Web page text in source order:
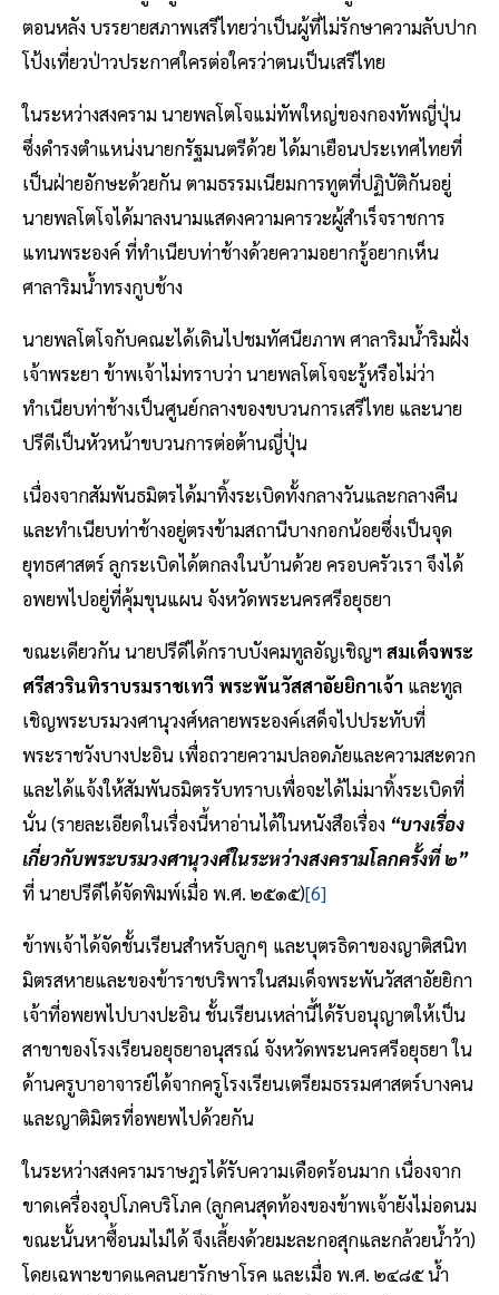
ตอนหลัง บรรยายสภาพเสรีไทยว่าเป็นผู้ที่ไม่รักษาความลับปาก
โป้งเที่ยวป่าวประกาศใครต่อใครว่าตนเป็นเสรีไทย
ในระหว่างสงคราม นายพลโตโจแม่ทัพใหญ่ของกองทัพญี่ปุ่น
ซึ่งดำรงตำแหน่งนายกรัฐมนตรีด้วย ได้มาเยือนประเทศไทยที่
เป็นฝ่ายอักษะด้วยกัน ตามธรรมเนียมการทูตที่ปฏิบัติกันอยู่
นายพลโตโจได้มาลงนามแสดงความคารวะผู้สำเร็จราชการ
แทนพระองค์ ที่ทำเนียบท่าช้างด้วยความอยากรู้อยากเห็น
ศาลาริมน้ำทรงกูบช้าง
นายพลโตโจกับคณะได้เดินไปชมทัศนียภาพ ศาลาริมน้ำริมฝั่ง
เจ้าพระยา ข้าพเจ้าไม่ทราบว่า นายพลโตโจจะรู้หรือไม่ว่า
ทำเนียบท่าช้างเป็นศูนย์กลางของขบวนการเสรีไทย และนาย
ปรีดีเป็นหัวหน้าขบวนการต่อต้านญี่ปุ่น
เนื่องจากสัมพันธมิตรได้มาทิ้งระเบิดทั้งกลางวันและกลางคืน
และทำเนียบท่าช้างอยู่ตรงข้ามสถานีบางกอกน้อยซึ่งเป็นจุด
ยุทธศาสตร์ ลูกระเบิดได้ตกลงในบ้านด้วย ครอบครัวเรา จึงได้
อพยพไปอยู่ที่คุ้มขุนแผน จังหวัดพระนครศรีอยุธยา
ขณะเดียวกัน นายปรีดีได้กราบบังคมทูลอัญเชิญฯสมเด็จพระ
ศรีสวรินทิราบรมราชเทวี พระพันวัสสาอัยยิกาเจ้า และทูล
เชิญพระบรมวงศานุวงศ์หลายพระองค์เสด็จไปประทับที่
พระราชวังบางปะอิน เพื่อถวายความปลอดภัยและความสะดวก
และได้แจ้งให้สัมพันธมิตรรับทราบเพื่อจะได้ไม่มาทิ้งระเบิดที่
นั่น (รายละเอียดในเรื่องนี้หาอ่านได้ในหนังสือเรื่อง “บางเรื่อง
เกี่ยวกับพระบรมวงศานุวงศ์ในระหว่างสงครามโลกครั้งที่ ๒”
ที่ นายปรีดีได้จัดพิมพ์เมื่อ พ.ศ. ๒๕๑๕)[6]
ข้าพเจ้าได้จัดชั้นเรียนสำหรับลูกๆ และบุตรธิดาของญาติสนิท
มิตรสหายและของข้าราชบริพารในสมเด็จพระพันวัสสาอัยยิกา
เจ้าที่อพยพไปบางปะอิน ชั้นเรียนเหล่านี้ได้รับอนุญาตให้เป็น
สาขาของโรงเรียนอยุธยาอนุสรณ์ จังหวัดพระนครศรีอยุธยา ใน
ด้านครูบาอาจารย์ได้จากครูโรงเรียนเตรียมธรรมศาสตร์บางคน
และญาติมิตรที่อพยพไปด้วยกัน
ในระหว่างสงครามราษฎรได้รับความเดือดร้อนมาก เนื่องจาก
ขาดเครื่องอุปโภคบริโภค (ลูกคนสุดท้องของข้าพเจ้ายังไม่อดนม
ขณะนั้นหาซื้อนมไม่ได้ จึงเลี้ยงด้วยมะละกอสุกและกล้วยน้ำว้า)
โดยเฉพาะขาดแคลนยารักษาโรค และเมื่อ พ.ศ. ๒๔๘๕ น้ำ